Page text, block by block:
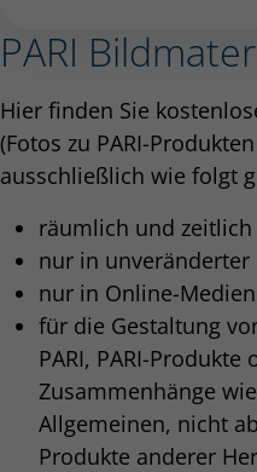
PARI
Hier finden Sie
(Fotos zu PARI-
ausschließlich wie folgt
räumlich und
nur in unveränderter
nur in Online-
für die Gestaltung
PARI, PARI-
Zusammenhänge
Allgemeinen, nicht
Produkte anderer